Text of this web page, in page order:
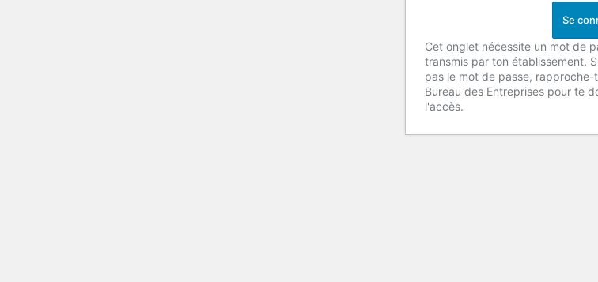
Cet onglet nécessite un mot de
transmis par ton établissement.
pas le mot de passe, rapproche-
Bureau des Entreprises pour te
l'accès.